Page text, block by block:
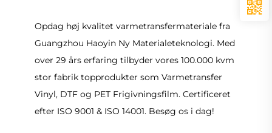
Opdag høj kvalitet varmetransfermateriale fra
Guangzhou Haoyin Ny Materialeteknologi. Med
over 29 års erfaring tilbyder vores 100.000 kvm
stor fabrik topprodukter som Varmetransfer
Vinyl, DTF og PET Frigivningsfilm. Certificeret
efter ISO 9001 & ISO 14001. Besøg os i dag!